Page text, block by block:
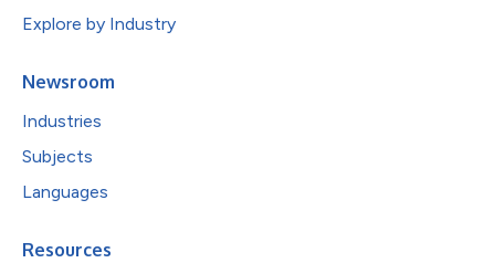
Explore by Industry
Newsroom
Industries
Subjects
Languages
Resources